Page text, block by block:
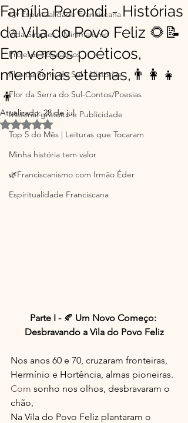
👉 Espiritualidade Franciscana
Vida Simples - Minimalismo
Projetos Educativos
Flor da Serra do Sul - Histórias
Flor da Serra do Sul-Contos/Poesias
Material gratuito e Publicidade
Top 5 do Mês | Leituras que Tocaram
Minha história tem valor
🌿Franciscanismo com Irmão Éder
Espiritualidade Franciscana
Família Perondi - Histórias
da Vila do Povo Feliz 🌻📝
Em versos poéticos,
memórias eternas,👨👩👧
👦
Atualizado:28 de jul.
Avaliado com NaN de 5 estrelas.
Parte I - 🍂 Um Novo Começo:
Desbravando a Vila do Povo Feliz
Nos anos 60 e 70, cruzaram fronteiras,
Hermínio e Hortência, almas pioneiras.
Com sonho nos olhos, desbravaram o
chão,
Na Vila do Povo Feliz plantaram o